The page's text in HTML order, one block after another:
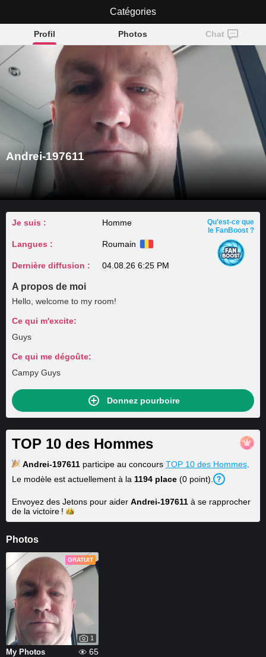
Andrei-197611
Profil Photos Chat
Andrei-197611
Je suis : Homme
Langues : Roumain
Dernière diffusion : 04.08.26 6:25 PM
Qu’est-ce que
le FanBoost ?
A propos de moi
Hello, welcome to my room!
Ce qui m'excite:
Guys
Ce qui me dégoûte:
Campy Guys
Donnez pourboire
TOP 10 des Hommes
Andrei-197611 participe au concours TOP 10 des Hommes
Le modèle est actuellement à la 1194 place (0 point).
Envoyez des Jetons pour aider Andrei-197611 à se rapprocher
de la victoire !
Photos
GRATUIT
1
My Photos
65
Catégories